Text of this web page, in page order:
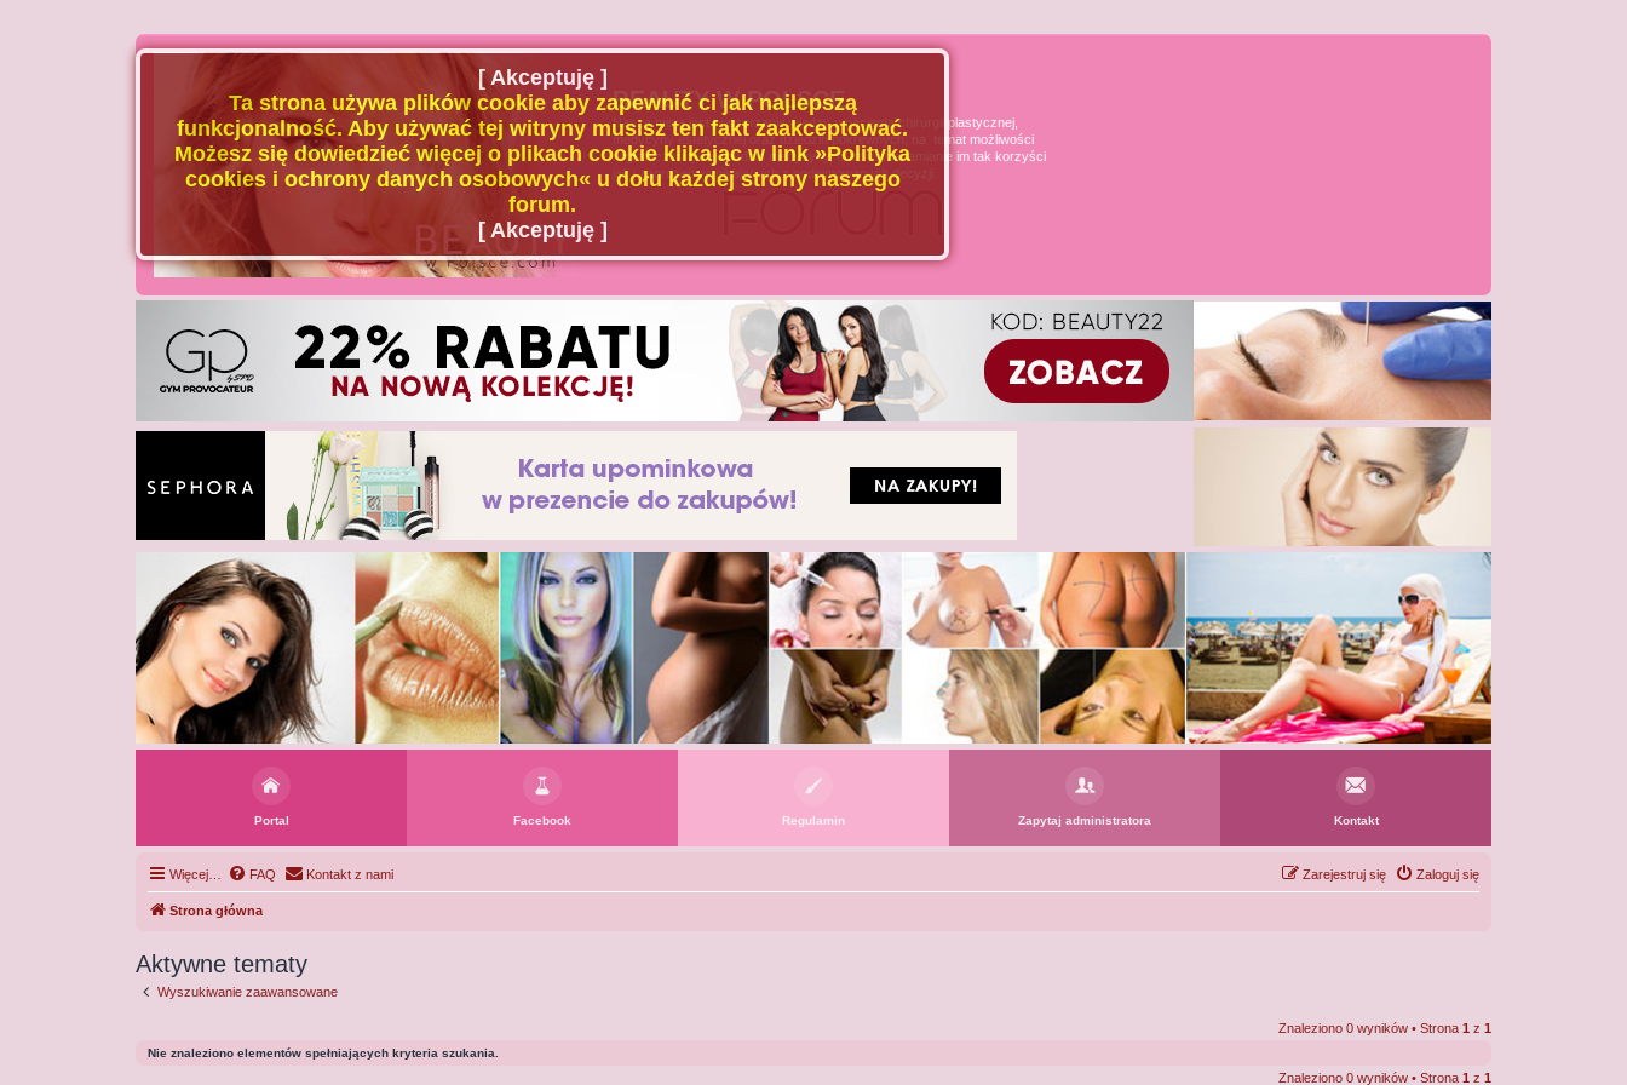
BEAUTY W POLSCE
Naszą misją jest poszerzanie wiedzy u pacjenta chirurgii plastycznej,
medycyny estetycznej oraz dziedzin pokrewnych, na temat możliwości
i ograniczeń tych dziedzin medycyny, oraz uświadamianie im tak korzyści
jak i zagrożeń wynikających z podejmowanych decyzji.
Portal Facebook Regulamin Zapytaj administratora Kontakt
Więcej… FAQ Kontakt z nami Zaloguj się
Zarejestruj się
Strona główna
Aktywne tematy
Wyszukiwanie zaawansowane
Znaleziono 0 wyników • Strona 1 z 1
Nie znaleziono elementów spełniających kryteria szukania.
Znaleziono 0 wyników • Strona 1 z 1
[ Akceptuję ]
Ta strona używa plików cookie aby zapewnić ci jak najlepszą
funkcjonalność. Aby używać tej witryny musisz ten fakt zaakceptować.
Możesz się dowiedzieć więcej o plikach cookie klikając w link »Polityka
cookies i ochrony danych osobowych« u dołu każdej strony naszego
forum.
[ Akceptuję ]